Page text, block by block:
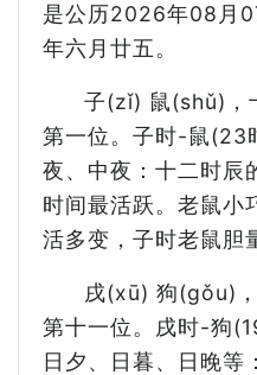
是公历2026年08月
年六月廿五。
子(zǐ) 鼠(shǔ)，
第一位。子时-鼠(23
夜、中夜：十二时辰
时间最活跃。老鼠小
活多变，子时老鼠胆
戌(xū) 狗(gǒu)
第十一位。戌时-狗
日夕、日暮、日晚等